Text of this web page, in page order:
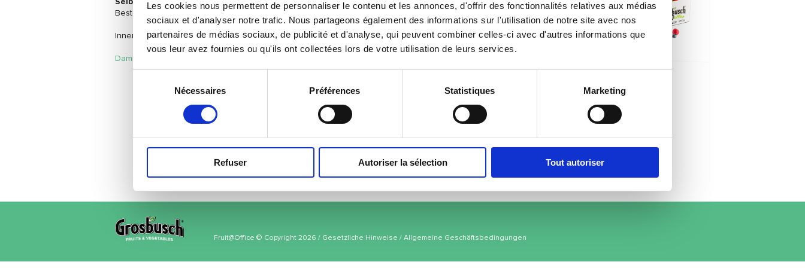
Les cookies nous permettent de personnaliser le contenu et les annonces, d'offrir des fonctionnalités relatives aux médias
sociaux et d'analyser notre trafic. Nous partageons également des informations sur l'utilisation de notre site avec nos
partenaires de médias sociaux, de publicité et d'analyse, qui peuvent combiner celles-ci avec d'autres informations que
vous leur avez fournies ou qu'ils ont collectées lors de votre utilisation de leurs services.
consentement
Nécessaires Préférences Statistiques Marketing
Refuser Autoriser la sélection Tout autoriser
Bestellmenge von einer Fruit@Office-Einheit von Montagnachmittag bis Freitag.
Innerhalb des Großherzogtums Luxemburg liefern wir gratis.
Damit wir Ihre Wünsche individuell erfüllen können, bieten wir unterschiedliche Obstkorb-Kompositionen an
Fruit@Office © Copyright 2026 / Gesetzliche Hinweise / Allgemeine Geschäftsbedingungen